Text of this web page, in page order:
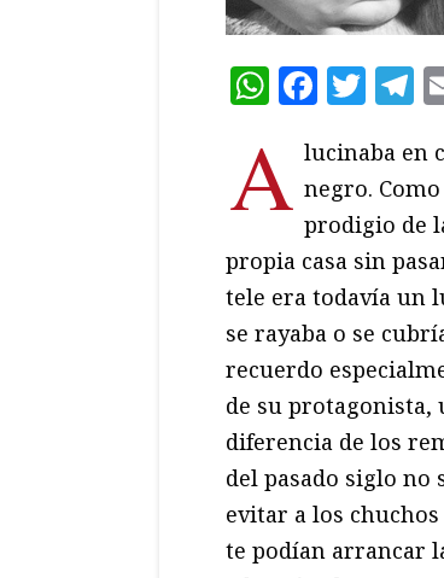
A lucinaba en
negro.
prodigio de
propia casa sin
tele era todavía un
se rayaba o se
recuerdo
de su protagonista,
diferencia de los
del pasado siglo no
evitar a los
te podían arrancar